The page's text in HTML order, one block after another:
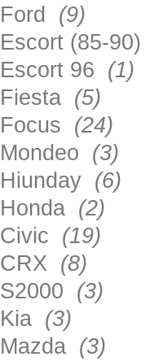
Ford (9)
Escort (85-90)
Escort 96 (1)
Fiesta (5)
Focus (24)
Mondeo (3)
Hiunday (6)
Honda (2)
Civic (19)
CRX (8)
S2000 (3)
Kia (3)
Mazda (3)